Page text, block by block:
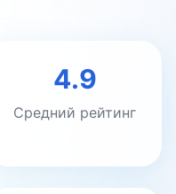
4.9
Средний рейтинг